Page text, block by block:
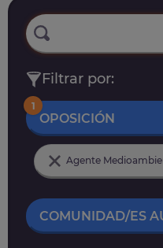
Filtrar por:
OPOSICIÓN
1
Agente
COMUNIDAD/ES